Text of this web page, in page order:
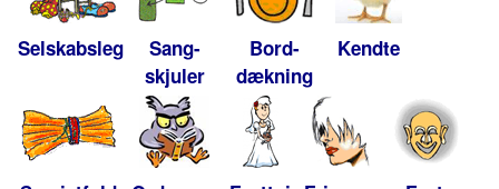
Selskabsleg
Sang-
skjuler
Bord-
dækning
Kendte